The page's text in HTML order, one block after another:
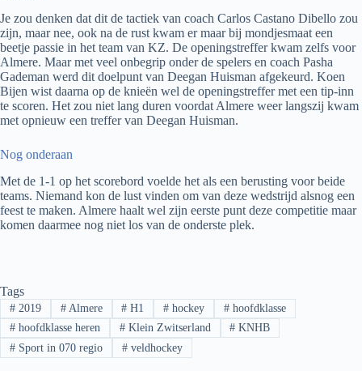
Je zou denken dat dit de tactiek van coach Carlos Castano Dibello zou
zijn, maar nee, ook na de rust kwam er maar bij mondjesmaat een
beetje passie in het team van KZ. De openingstreffer kwam zelfs voor
Almere. Maar met veel onbegrip onder de spelers en coach Pasha
Gademan werd dit doelpunt van Deegan Huisman afgekeurd. Koen
Bijen wist daarna op de knieën wel de openingstreffer met een tip-inn
te scoren. Het zou niet lang duren voordat Almere weer langszij kwam
met opnieuw een treffer van Deegan Huisman.
Nog onderaan
Met de 1-1 op het scorebord voelde het als een berusting voor beide
teams. Niemand kon de lust vinden om van deze wedstrijd alsnog een
feest te maken. Almere haalt wel zijn eerste punt deze competitie maar
komen daarmee nog niet los van de onderste plek.
Tags
#2019 #Almere # H1 # hockey # hoofdklasse
#hoofdklasse heren #Klein Zwitserland # KNHB
#Sport in 070 regio #veldhockey